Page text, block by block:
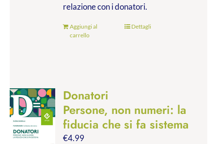
relazione con i donatori.
Aggiungi al
carrello
Dettagli
Donatori
Persone, non numeri: la
fiducia che si fa sistema
€4.99